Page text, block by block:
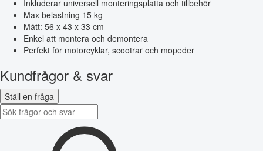
Inkluderar universell monteringsplatta och tillbehör
Max belastning 15 kg
Mått: 56 x 43 x 33 cm
Enkel att montera och demontera
Perfekt för motorcyklar, scootrar och mopeder
Kundfrågor & svar
Ställ en fråga